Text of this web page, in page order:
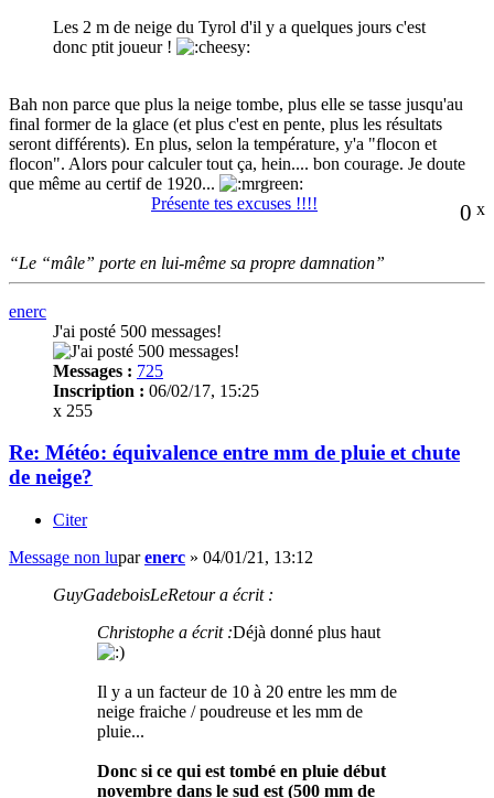
Les 2 m de neige du Tyrol d'il y a quelques jours c'est
donc ptit joueur !
Bah non parce que plus la neige tombe, plus elle se tasse jusqu'au
final former de la glace (et plus c'est en pente, plus les résultats
seront différents). En plus, selon la température, y'a "flocon et
flocon". Alors pour calculer tout ça, hein.... bon courage. Je doute
que même au certif de 1920...
0 x
Présente tes excuses !!!!
“Le “mâle” porte en lui-même sa propre damnation”
enerc
J'ai posté 500 messages!
Messages : 725
Inscription : 06/02/17, 15:25
x 255
Re: Météo: équivalence entre mm de pluie et chute
de neige?
Citer
Message non luparenerc » 04/01/21, 13:12
GuyGadeboisLeRetour a écrit :
Christophe a écrit :Déjà donné plus haut
Il y a un facteur de 10 à 20 entre les mm de
neige fraiche / poudreuse et les mm de
pluie...
Donc si ce qui est tombé en pluie début
novembre dans le sud est (500 mm de